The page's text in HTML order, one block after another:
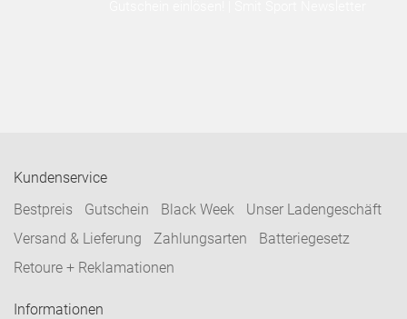
Kundenservice
Bestpreis
Gutschein Black Week
Unser Ladengeschäft
Versand & Lieferung
Zahlungsarten
Batteriegesetz
Retoure + Reklamationen
Informationen